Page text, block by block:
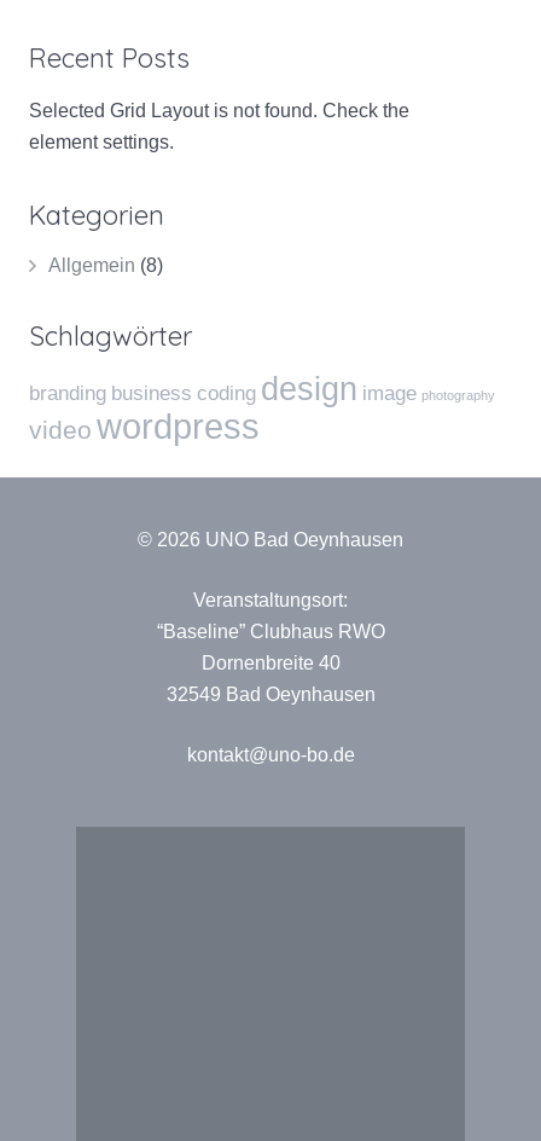
Recent Posts
Selected Grid Layout is not found. Check the
element settings.
Kategorien
Allgemein (8)
Schlagwörter
branding business coding design image photography
video wordpress
© 2026 UNO Bad Oeynhausen
Veranstaltungsort:
“Baseline” Clubhaus RWO
Dornenbreite 40
32549 Bad Oeynhausen
kontakt@uno-bo.de